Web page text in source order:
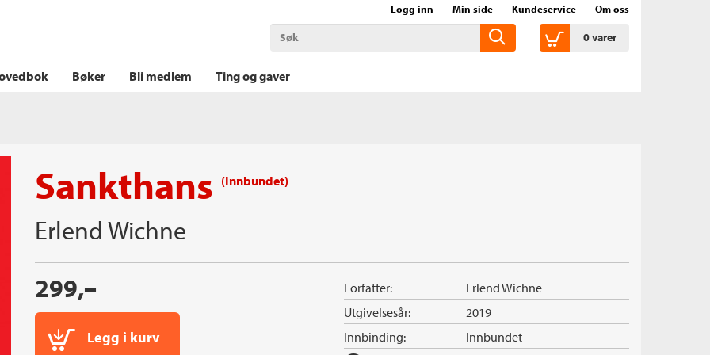
Logg inn Min side Kundeservice Om oss
0varer
Bøker Bli medlem Ting og gaver
Sankthans (Innbundet)
Erlend Wichne
299,–
Legg i kurv
Forfatter: Erlend Wichne
Innbinding: Innbundet
Utgivelsesår: 2019